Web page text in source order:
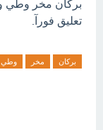
بركان مخر وطي
تعليق فورآ.
بركان مخر وطي